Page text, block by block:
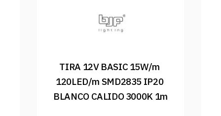
TIRA 12V BASIC 15W/m
120LED/m SMD2835 IP20
BLANCO CALIDO 3000K 1m